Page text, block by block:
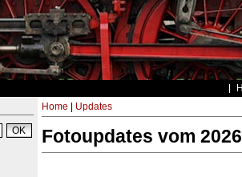
Home Updates
Fotoupdates vom